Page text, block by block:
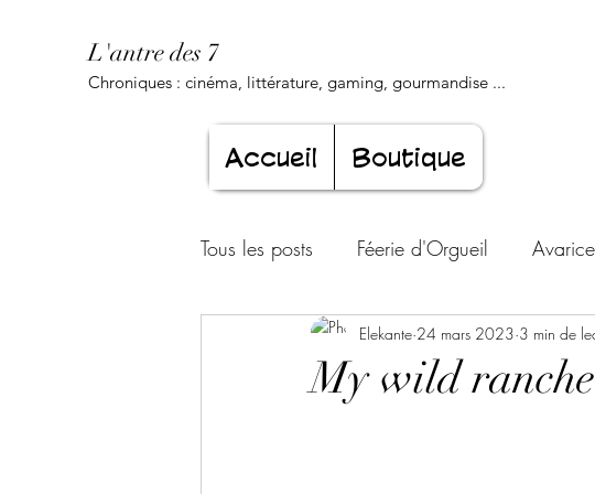
L'antre des 7
Chroniques : cinéma, littérature, gaming, gourmandise ...
Accueil Boutique
Tous les posts Féerie d'Orgueil
Luxure Envoûtante Gourmandise
My wild
Elekante 24 mars 2023 3 min de